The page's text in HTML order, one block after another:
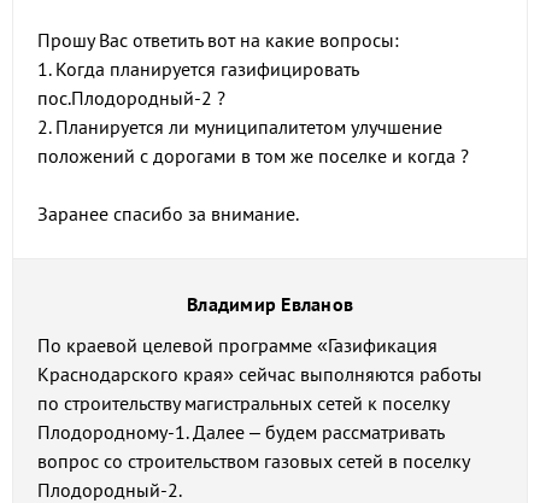
Прошу Вас ответить вот на какие вопросы:
1. Когда планируется газифицировать
пос.Плодородный-2 ?
2. Планируется ли муниципалитетом улучшение
положений с дорогами в том же поселке и когда ?
Заранее спасибо за внимание.
Владимир Евланов
По краевой целевой программе «Газификация
Краснодарского края» сейчас выполняются работы
по строительству магистральных сетей к поселку
Плодородному-1. Далее – будем рассматривать
вопрос со строительством газовых сетей в поселку
Плодородный-2.